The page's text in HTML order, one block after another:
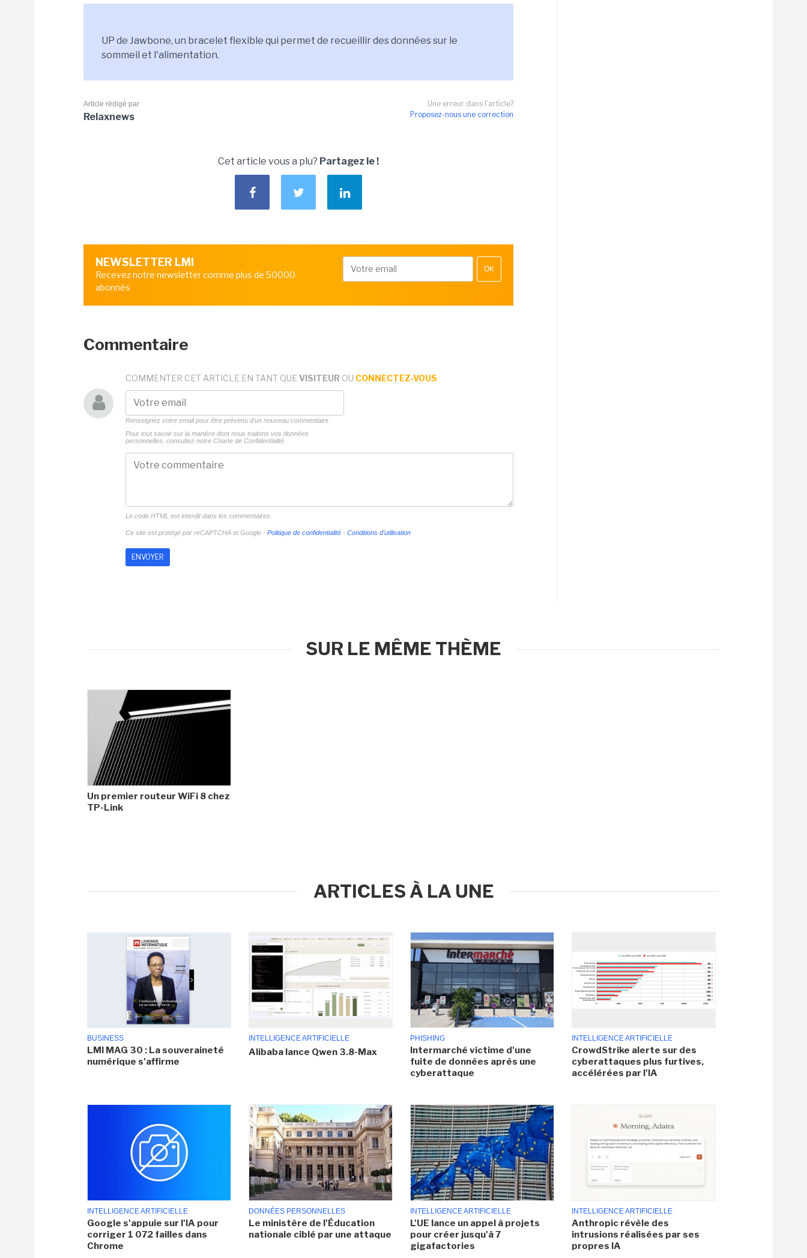
UP de Jawbone, un bracelet flexible qui permet de recueillir des données sur le
sommeil et l'alimentation.
Une erreur dans l'article?
Proposez-nous une correction
Article rédigé par
Relaxnews
Cet article vous a plu? Partagez le !
NEWSLETTER LMI
Recevez notre newsletter comme plus de 50000
abonnés
OK
Commentaire
COMMENTER CET ARTICLE EN TANT QUE VISITEUR OU CONNECTEZ-VOUS
Renseignez votre email pour être prévenu d'un nouveau commentaire
Pour tout savoir sur la manière dont nous traitons vos données
personnelles, consultez notre Charte de Confidentialité.
Le code HTML est interdit dans les commentaires
Ce site est protégé par reCAPTCHA et Google - Politique de confidentialité - Conditions d'utilisation
SUR LE MÊME THÈME
Un premier routeur WiFi 8 chez
TP-Link
ARTICLES À LA UNE
BUSINESS
LMI MAG 30 : La souveraineté
numérique s'affirme
INTELLIGENCE ARTIFICIELLE
Alibaba lance Qwen 3.8-Max
PHISHING
Intermarché victime d'une
fuite de données après une
cyberattaque
INTELLIGENCE ARTIFICIELLE
CrowdStrike alerte sur des
cyberattaques plus furtives,
accélérées par l'IA
INTELLIGENCE ARTIFICIELLE
Google s'appuie sur l'IA pour
corriger 1 072 failles dans
Chrome
DONNÉES PERSONNELLES
Le ministère de l'Éducation
nationale ciblé par une attaque
INTELLIGENCE ARTIFICIELLE
L'UE lance un appel à projets
pour créer jusqu'à 7
gigafactories
INTELLIGENCE ARTIFICIELLE
Anthropic révèle des
intrusions réalisées par ses
propres IA